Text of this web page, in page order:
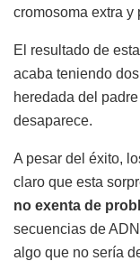
cromosoma extra y
El resultado de
acaba teniendo
heredada del
desaparece.
A pesar del éxito,
claro que esta
no exenta de
secuencias de
algo que no sería